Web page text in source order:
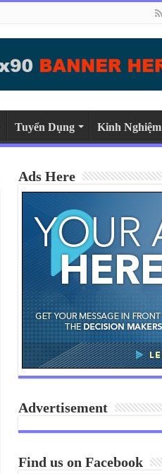
Tuyển Dụng Kinh Nghiệm
Ads Here
Advertisement
Find us on Facebook